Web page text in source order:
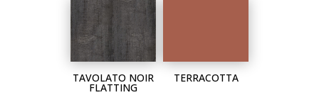
TAVOLATO NOIR
FLATTING
TERRACOTTA